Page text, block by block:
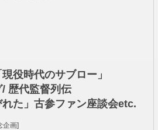
役時代のサブロー」
歴代監督列伝
れた」古参ファン座談会etc.
企画]